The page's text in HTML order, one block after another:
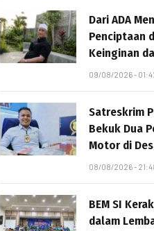
Dari ADA
Penciptaan
Keinginan
09/08/2026 -
Satreskrim
Bekuk Dua
Motor di
08/08/2026 -
BEM SI
dalam